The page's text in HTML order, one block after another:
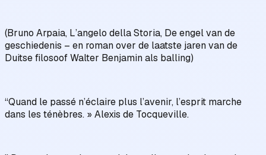
(Bruno Arpaia, L’angelo della Storia, De engel van de
geschiedenis – en roman over de laatste jaren van de
Duitse filosoof Walter Benjamin als balling)
“Quand le passé n’éclaire plus l’avenir, l’esprit marche
dans les ténèbres. » Alexis de Tocqueville.